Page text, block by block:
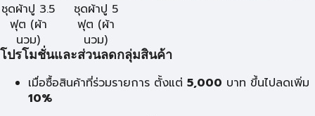
ชุดผ้าปู 3.5
ฟุต (ผ้า
นวม)
ชุดผ้าปู 5
ฟุต (ผ้า
นวม)
โปรโมชั่นและส่วนลดกลุ่มสินค้า
เมื่อซื้อสินค้าที่ร่วมรายการ ตั้งแต่ 5,000 บาท ขึ้นไปลดเพิ่ม
10%